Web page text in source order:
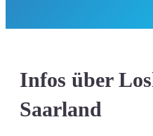
Infos über
Saarland